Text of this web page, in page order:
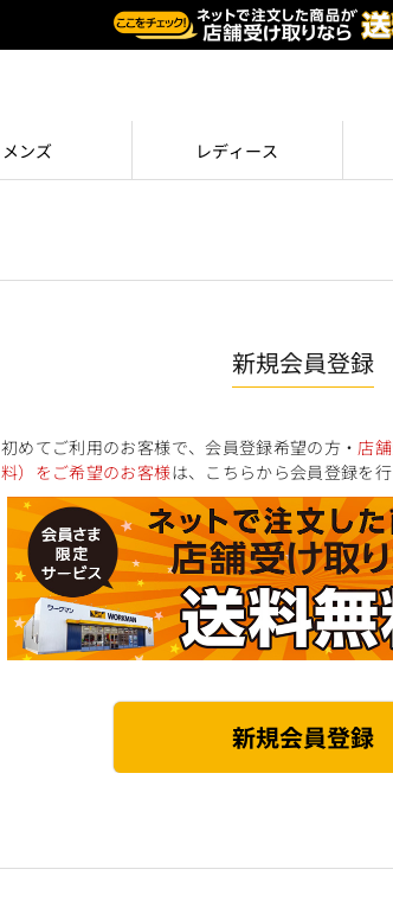
メンズ レディース
新規会員登録
初めてご利用のお客様で、会員登録希望の方・ 店
料）をご希望のお客様は、こちらから会員登録を行